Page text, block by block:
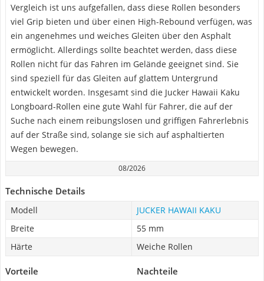
Vergleich ist uns aufgefallen, dass diese Rollen besonders
viel Grip bieten und über einen High-Rebound verfügen, was
ein angenehmes und weiches Gleiten über den Asphalt
ermöglicht. Allerdings sollte beachtet werden, dass diese
Rollen nicht für das Fahren im Gelände geeignet sind. Sie
sind speziell für das Gleiten auf glattem Untergrund
entwickelt worden. Insgesamt sind die Jucker Hawaii Kaku
Longboard-Rollen eine gute Wahl für Fahrer, die auf der
Suche nach einem reibungslosen und griffigen Fahrerlebnis
auf der Straße sind, solange sie sich auf asphaltierten
Wegen bewegen.
08/2026
Technische Details
Modell
JUCKER HAWAII KAKU
Breite
55 mm
Härte
Weiche Rollen
Vorteile Nachteile